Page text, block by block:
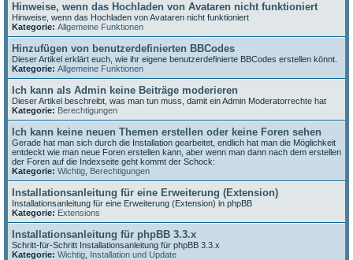
Hinweise, wenn das Hochladen von Avataren nicht funktioniert
Hinweise, wenn das Hochladen von Avataren nicht funktioniert
Kategorie: Allgemeine Funktionen
Hinzufügen von benutzerdefinierten BBCodes
Dieser Artikel erklärt euch, wie ihr eigene benutzerdefinierte BBCodes erstellen könnt.
Kategorie: Allgemeine Funktionen
Ich kann als Admin keine Beiträge moderieren
Dieser Artikel beschreibt, was man tun muss, damit ein Admin Moderatorrechte hat
Kategorie: Berechtigungen
Ich kann keine neuen Themen erstellen oder keine Foren sehen
Gerade hat man sich durch die Installation gearbeitet, endlich hat man die Möglichkeit
entdeckt wie man neue Foren erstellen kann, aber wenn man dann nach dem erstellen
der Foren auf die Indexseite geht kommt der Schock:
Kategorie: Wichtig Berechtigungen
Installationsanleitung für eine Erweiterung (Extension)
Installationsanleitung für eine Erweiterung (Extension) in phpBB
Kategorie: Extensions
Installationsanleitung für phpBB 3.3.x
Schritt-für-Schritt Installationsanleitung für phpBB 3.3.x
Kategorie: Wichtig Installation und Update